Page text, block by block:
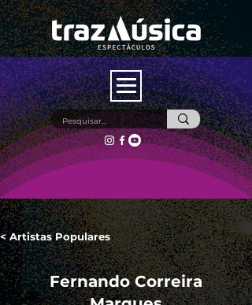
< Artistas Populares
Fernando Correira